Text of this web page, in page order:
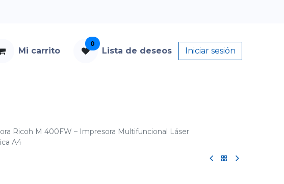
Mi carrito
0
Lista de deseos Iniciar sesión
Ricoh M 400FW – Impresora Multifuncional Láser
A4